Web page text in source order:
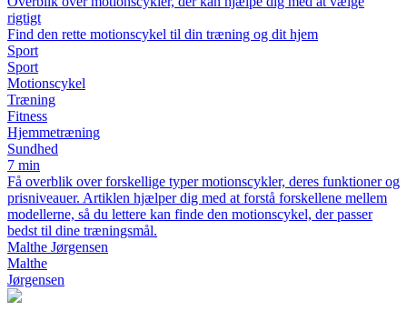
rigtigt
Find den rette motionscykel til din træning og dit hjem
Sport
Sport
Motionscykel
Træning
Fitness
Hjemmetræning
Sundhed
7 min
Få overblik over forskellige typer motionscykler, deres funktioner og
prisniveauer. Artiklen hjælper dig med at forstå forskellene mellem
modellerne, så du lettere kan finde den motionscykel, der passer
bedst til dine træningsmål.
Malthe Jørgensen
Malthe
Jørgensen